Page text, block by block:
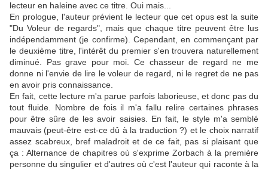
lecteur en haleine avec ce titre. Oui mais...
En prologue, l'auteur prévient le lecteur que cet opus est la suite
"Du Voleur de regards", mais que chaque titre peuvent être lus
indépendamment (je confirme). Cependant, en commençant par
le deuxième titre, l'intérêt du premier s'en trouvera naturellement
diminué. Pas grave pour moi. Ce chasseur de regard ne me
donne ni l'envie de lire le voleur de regard, ni le regret de ne pas
en avoir pris connaissance.
En fait, cette lecture m'a parue parfois laborieuse, et donc pas du
tout fluide. Nombre de fois il m'a fallu relire certaines phrases
pour être sûre de les avoir saisies. En fait, le style m'a semblé
mauvais (peut-être est-ce dû à la traduction ?) et le choix narratif
assez scabreux, bref maladroit et de ce fait, pas si plaisant que
ça : Alternance de chapitres où s'exprime Zorbach à la première
personne du singulier et d'autres où c'est l'auteur qui raconte à la